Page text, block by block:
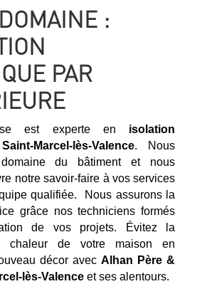
:
PAR
est experte en isolation
Saint-Marcel-lès-Valence. Nous
du bâtiment et nous
notre savoir-faire à vos services
qualifiée. Nous assurons la
grâce nos techniciens formés
de vos projets. Évitez la
chaleur de votre maison en
décor avecAlhan Père &
lès-Valence et ses alentours.